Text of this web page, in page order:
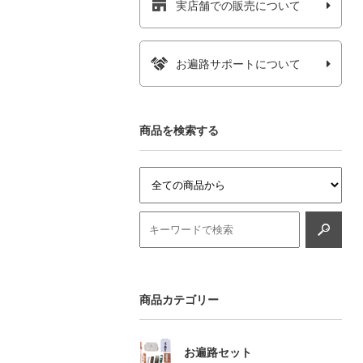
実店舗での販売について
お遍路サポートについて
商品を検索する
商品カテゴリー
お遍路セット